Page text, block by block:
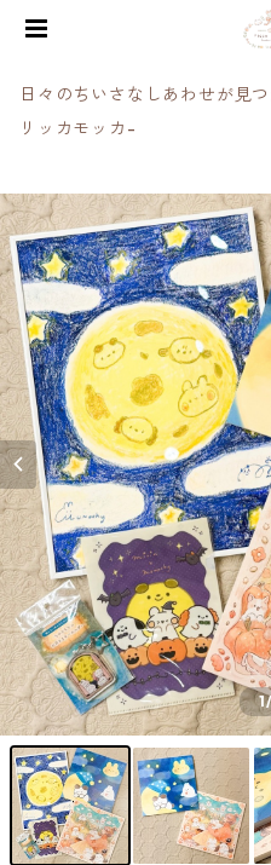
日々のちいさなしあわせが見
リッカモッカ-
1